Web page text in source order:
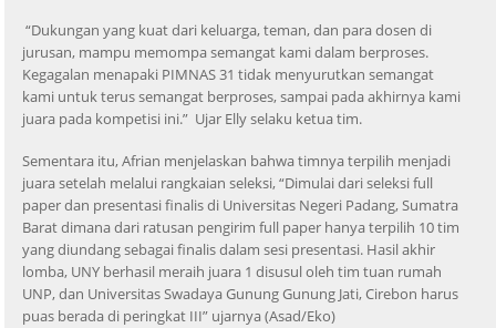
“Dukungan yang kuat dari keluarga, teman, dan para dosen di
jurusan, mampu memompa semangat kami dalam berproses.
Kegagalan menapaki PIMNAS 31 tidak menyurutkan semangat
kami untuk terus semangat berproses, sampai pada akhirnya kami
juara pada kompetisi ini.” Ujar Elly selaku ketua tim.
Sementara itu, Afrian menjelaskan bahwa timnya terpilih menjadi
juara setelah melalui rangkaian seleksi, “Dimulai dari seleksi full
paper dan presentasi finalis di Universitas Negeri Padang, Sumatra
Barat dimana dari ratusan pengirim full paper hanya terpilih 10 tim
yang diundang sebagai finalis dalam sesi presentasi. Hasil akhir
lomba, UNY berhasil meraih juara 1 disusul oleh tim tuan rumah
UNP, dan Universitas Swadaya Gunung Gunung Jati, Cirebon harus
puas berada di peringkat III” ujarnya (Asad/Eko)